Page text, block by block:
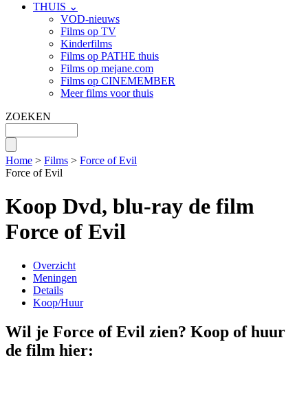
THUIS ⌄
VOD-nieuws
Films op TV
Kinderfilms
Films op PATHE thuis
Films op mejane.com
Films op CINEMEMBER
Meer films voor thuis
ZOEKEN
Home > Films > Force of Evil
Force of Evil
Koop Dvd, blu-ray de film
Force of Evil
Overzicht
Meningen
Details
Koop/Huur
Wil je Force of Evil zien? Koop of huur
de film hier: